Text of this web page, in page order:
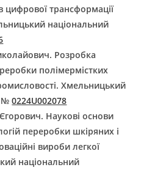
цифрової трансформації
національний
Розробка
полімермістких
Хмельницький
№0224U002078
Наукові основи
переробки шкіряних і
вироби легкої
національний